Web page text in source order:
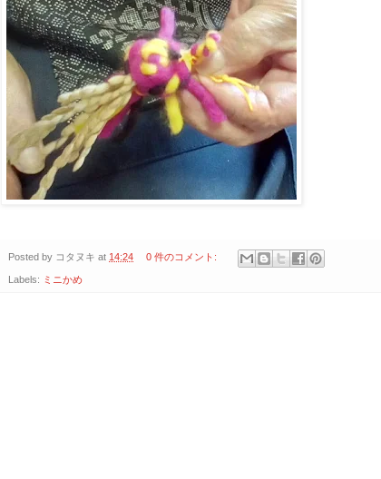
Posted by コタヌキ at 14:24 0 件のコメント:
Labels: ミニかめ